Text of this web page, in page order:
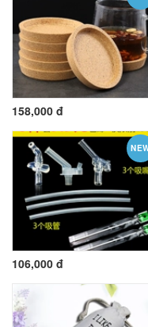
158,000 đ
106,000 đ